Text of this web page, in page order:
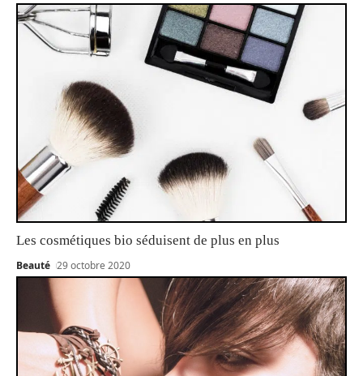
Les cosmétiques bio séduisent de plus en plus
Beauté 29 octobre 2020